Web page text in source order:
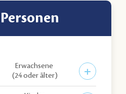
Erwachsene
(24 oder älter)
+